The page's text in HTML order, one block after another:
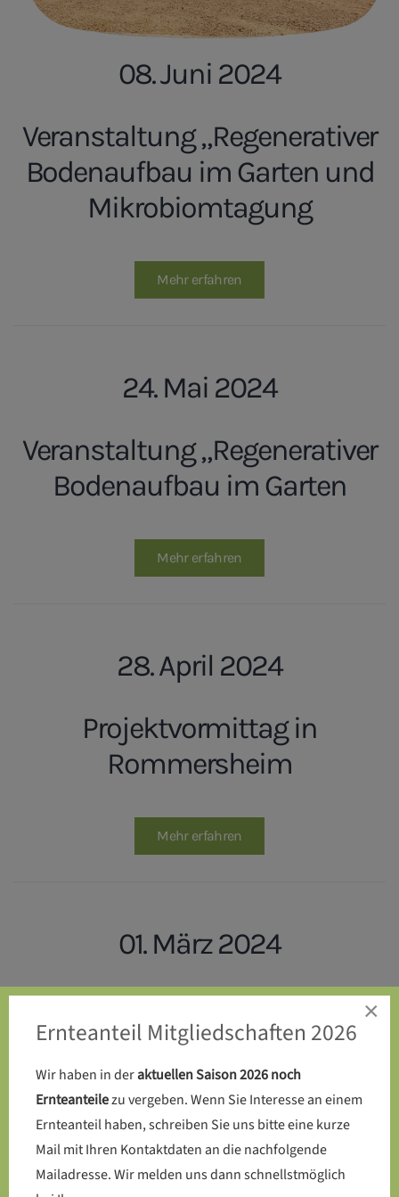
08. Juni 2024
Veranstaltung „Regenerativer
Bodenaufbau im Garten und
Mikrobiomtagung
Mehr erfahren
24. Mai 2024
Veranstaltung „Regenerativer
Bodenaufbau im Garten
Mehr erfahren
28. April 2024
Projektvormittag in
Rommersheim
Mehr erfahren
01. März 2024
Endlich: Die Kompost-Toilette
wird auf dem SoLaWi-Acker
errichtet
Mehr erfahren
×
Ernteanteil Mitgliedschaften 2026
Wir haben in deraktuellen Saison 2026 noch
Ernteanteilezu vergeben. Wenn Sie Interesse an einem
Ernteanteil haben, schreiben Sie uns bitte eine kurze
Mail mit Ihren Kontaktdaten an die nachfolgende
Mailadresse. Wir melden uns dann schnellstmöglich